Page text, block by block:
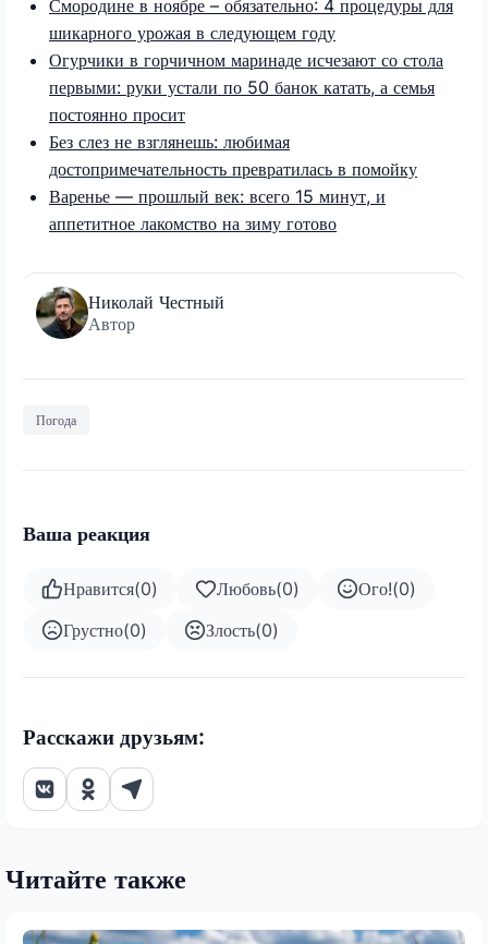
Смородине в ноябре – обязательно: 4 процедуры для
шикарного урожая в следующем году
Огурчики в горчичном маринаде исчезают со стола
первыми: руки устали по 50 банок катать, а семья
постоянно просит
Без слез не взглянешь: любимая
достопримечательность превратилась в помойку
Варенье — прошлый век: всего 15 минут, и
аппетитное лакомство на зиму готово
Николай Честный
Автор
Погода
Ваша реакция
Нравится(0) Любовь(0) Ого!(0)
Грустно(0) Злость(0)
Расскажи друзьям:
Читайте также